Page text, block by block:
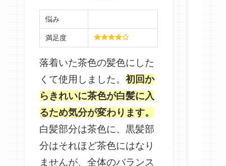
悩み
満足度
落着いた茶色の髪色にした
くて使用しました。初回か
らきれいに茶色が白髪に入
るため気分が変わります。
白髪部分は茶色に、黒髪部
分はそれほど茶色にはなり
ませんが、全体のバランス